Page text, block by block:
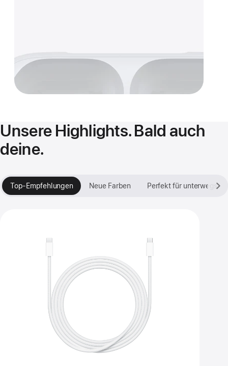
Unsere Highlights. Bald auch
deine.
Top-Empfehlungen Neue Farben Perfekt für unterwegs